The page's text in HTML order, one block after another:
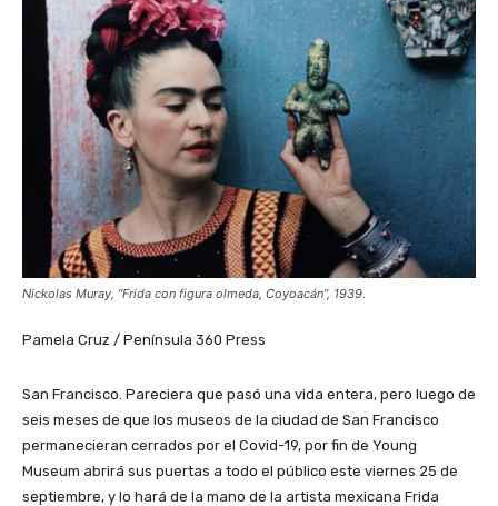
Nickolas Muray, “Frida con figura olmeda, Coyoacán”, 1939.
Pamela Cruz / Península 360 Press
San Francisco. Pareciera que pasó una vida entera, pero luego de
seis meses de que los museos de la ciudad de San Francisco
permanecieran cerrados por el Covid-19, por fin de Young
Museum abrirá sus puertas a todo el público este viernes 25 de
septiembre, y lo hará de la mano de la artista mexicana Frida